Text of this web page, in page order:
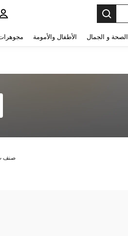
الصحة و الجمال الأطفال والأمومة
صنف